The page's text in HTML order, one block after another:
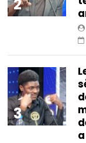
2
3
a